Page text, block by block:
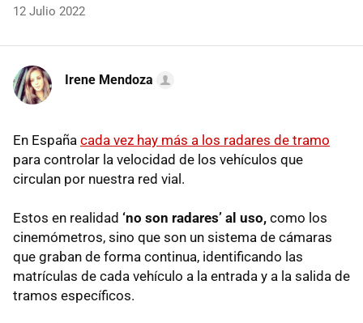
12 Julio 2022
Irene Mendoza
En España cada vez hay más a los radares de tramo
para controlar la velocidad de los vehículos que
circulan por nuestra red vial.
Estos en realidad ‘no son radares’ al uso, como los
cinemómetros, sino que son un sistema de cámaras
que graban de forma continua, identificando las
matrículas de cada vehículo a la entrada y a la salida de
tramos específicos.